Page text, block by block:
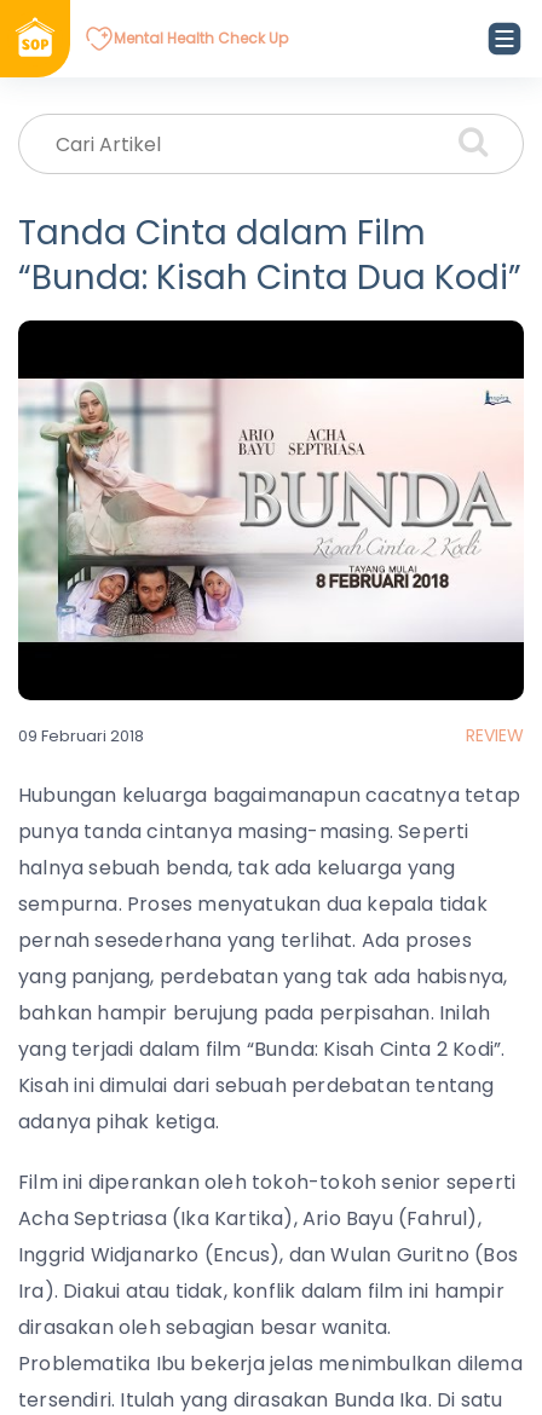
Mental Health Check Up
Tanda Cinta dalam Film
“Bunda: Kisah Cinta Dua Kodi”
09 Februari 2018 REVIEW
Hubungan keluarga bagaimanapun cacatnya tetap
punya tanda cintanya masing-masing. Seperti
halnya sebuah benda, tak ada keluarga yang
sempurna. Proses menyatukan dua kepala tidak
pernah sesederhana yang terlihat. Ada proses
yang panjang, perdebatan yang tak ada habisnya,
bahkan hampir berujung pada perpisahan. Inilah
yang terjadi dalam film “Bunda: Kisah Cinta 2 Kodi”.
Kisah ini dimulai dari sebuah perdebatan tentang
adanya pihak ketiga.
Film ini diperankan oleh tokoh-tokoh senior seperti
Acha Septriasa (Ika Kartika), Ario Bayu (Fahrul),
Inggrid Widjanarko (Encus), dan Wulan Guritno (Bos
Ira). Diakui atau tidak, konflik dalam film ini hampir
dirasakan oleh sebagian besar wanita.
Problematika Ibu bekerja jelas menimbulkan dilema
tersendiri. Itulah yang dirasakan Bunda Ika. Di satu